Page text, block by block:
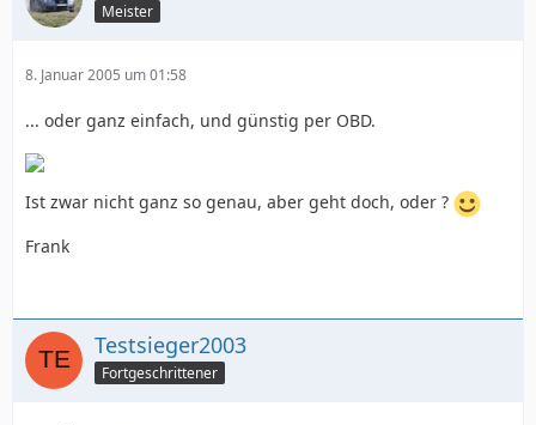
Meister
8. Januar 2005 um 01:58
... oder ganz einfach, und günstig per OBD.
Ist zwar nicht ganz so genau, aber geht doch, oder ?
Frank
Testsieger2003
Fortgeschrittener